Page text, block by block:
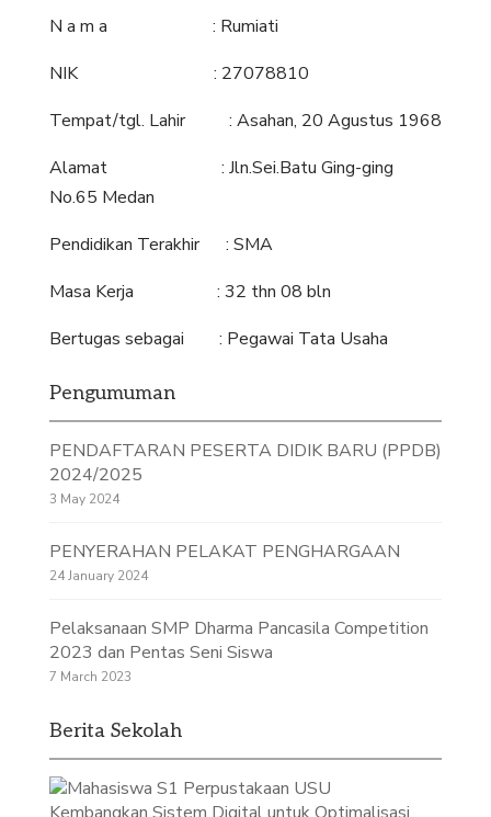
N a m a : Rumiati
NIK : 27078810
Tempat/tgl. Lahir : Asahan, 20 Agustus 1968
Alamat : Jln.Sei.Batu Ging-ging
No.65 Medan
Pendidikan Terakhir : SMA
Masa Kerja : 32 thn 08 bln
Bertugas sebagai : Pegawai Tata Usaha
Pengumuman
PENDAFTARAN PESERTA DIDIK BARU (PPDB)
2024/2025
3 May 2024
PENYERAHAN PELAKAT PENGHARGAAN
24 January 2024
Pelaksanaan SMP Dharma Pancasila Competition
2023 dan Pentas Seni Siswa
7 March 2023
Berita Sekolah